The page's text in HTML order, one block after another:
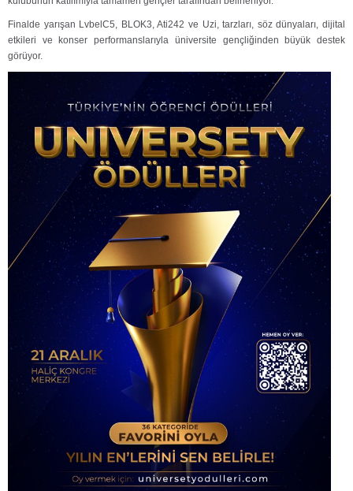
Finalde yarışan LvbelC5, BLOK3, Ati242 ve Uzi, tarzları, söz dünyaları, dijital
etkileri ve konser performanslarıyla üniversite gençliğinden büyük destek
görüyor.